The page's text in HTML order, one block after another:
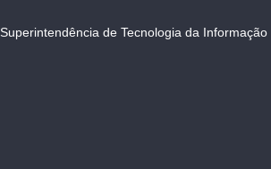
Superintendência de Tecnologia da Informação